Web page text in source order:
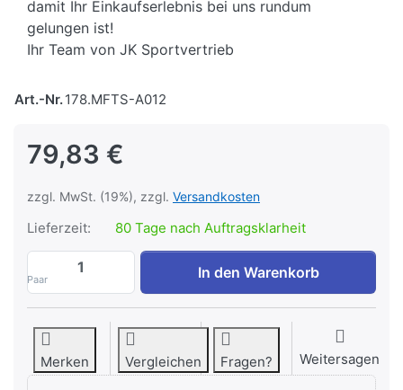
damit Ihr Einkaufserlebnis bei uns rundum
gelungen ist!
Ihr Team von JK Sportvertrieb
Art.-Nr.178.MFTS-A012
79,83 €
zzgl. MwSt. (19%), zzgl. Versandkosten
Lieferzeit: 80 Tage nach Auftragsklarheit
Paar
MFTS - Zubehörablage zu 79,83 €,
In den Warenkorb
Merken Vergleichen Fragen? Weitersagen